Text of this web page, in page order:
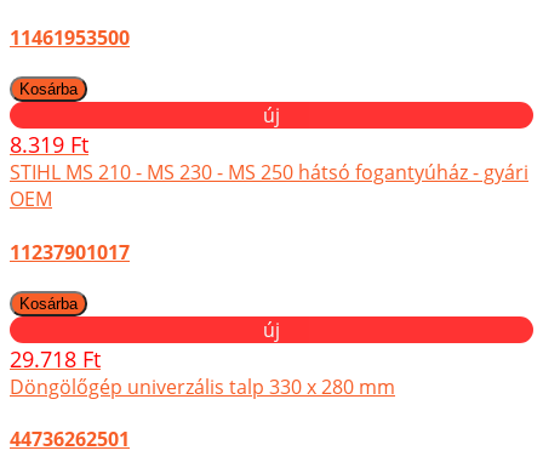
11461953500
új
8.319 Ft
STIHL MS 210 - MS 230 - MS 250 hátsó fogantyúház - gyári
OEM
11237901017
új
29.718 Ft
Döngölőgép univerzális talp 330 x 280 mm
44736262501